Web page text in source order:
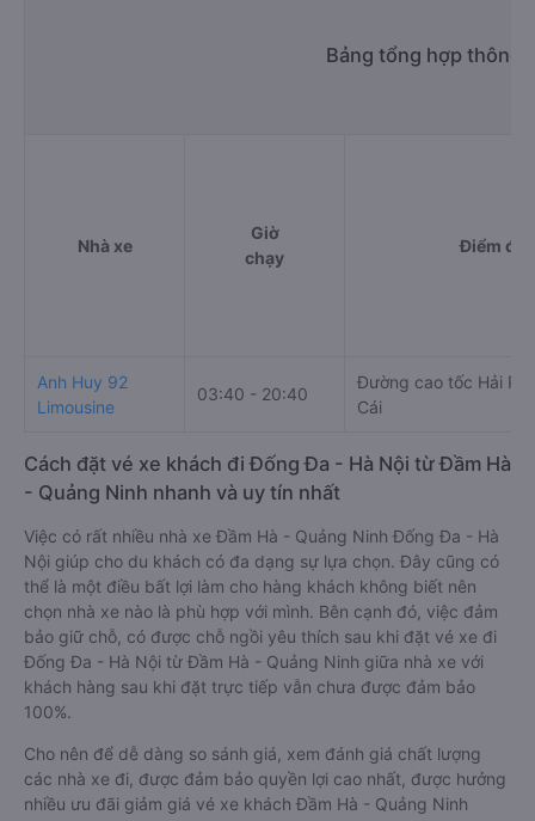
Bảng tổng hợp thông
Nhà xe
Giờ
chạy
Điểm đi
Anh Huy 92
Limousine
03:40 - 20:40
Đường cao tốc Hải
Cái
Cách đặt vé xe khách đi Đống Đa - Hà Nội từ Đầm Hà
- Quảng Ninh nhanh và uy tín nhất
Việc có rất nhiều nhà xe Đầm Hà - Quảng Ninh Đống Đa - Hà
Nội giúp cho du khách có đa dạng sự lựa chọn. Đây cũng có
thể là một điều bất lợi làm cho hàng khách không biết nên
chọn nhà xe nào là phù hợp với mình. Bên cạnh đó, việc đảm
bảo giữ chỗ, có được chỗ ngồi yêu thích sau khi đặt vé xe đi
Đống Đa - Hà Nội từ Đầm Hà - Quảng Ninh giữa nhà xe với
khách hàng sau khi đặt trực tiếp vẫn chưa được đảm bảo
100%.
Cho nên để dễ dàng so sánh giá, xem đánh giá chất lượng
các nhà xe đi, được đảm bảo quyền lợi cao nhất, được hưởng
nhiều ưu đãi giảm giá vé xe khách Đầm Hà - Quảng Ninh